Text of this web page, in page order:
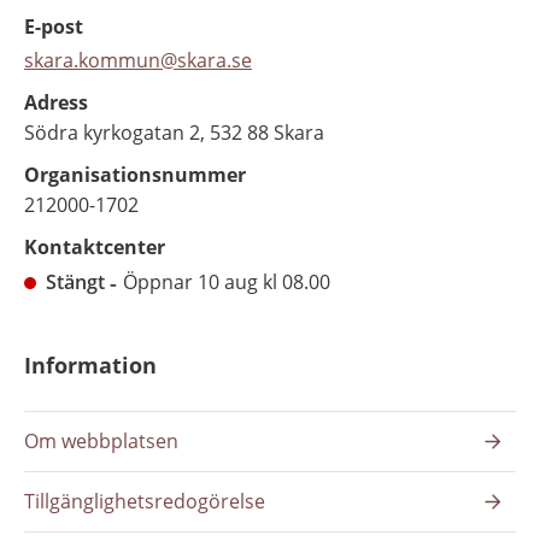
E-post
skara.kommun@skara.se
Adress
Södra kyrkogatan 2, 532 88 Skara
Organisationsnummer
212000-1702
Kontaktcenter
Stängt
Öppnar 10 aug kl 08.00
Information
Om webbplatsen
Tillgänglighetsredogörelse